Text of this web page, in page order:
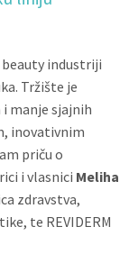
industriji
Tržište je
manje sjajnih
inovativnim
priču o
i vlasnici Meliha
zdravstva,
te REVIDERM